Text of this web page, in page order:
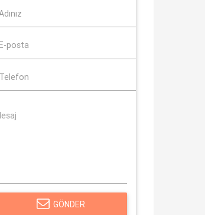
GÖNDER